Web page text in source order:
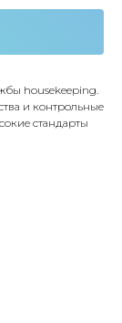
housekeeping.
и контрольные
стандарты